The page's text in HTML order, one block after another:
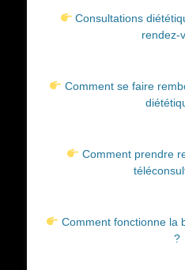
Consultations
rendez-
Comment se faire
Comment prendre
Comment fonctionne la
?